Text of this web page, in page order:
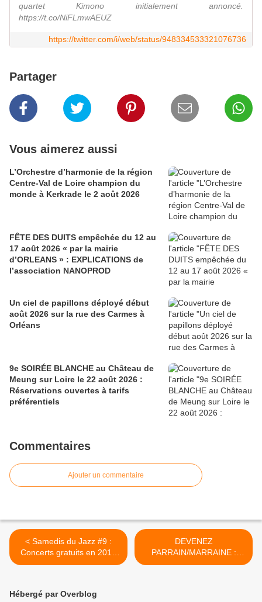
quartet Kimono initialement annoncé.
https://t.co/NiFLmwAEUZ
https://twitter.com/i/web/status/948334533321076736
Partager
Vous aimerez aussi
L’Orchestre d’harmonie de la région
Centre-Val de Loire champion du
monde à Kerkrade le 2 août 2026
FÊTE DES DUITS empêchée du 12 au
17 août 2026 « par la mairie
d’ORLEANS » : EXPLICATIONS de
l’association NANOPROD
Un ciel de papillons déployé début
août 2026 sur la rue des Carmes à
Orléans
9e SOIRÉE BLANCHE au Château de
Meung sur Loire le 22 août 2026 :
Réservations ouvertes à tarifs
préférentiels
Commentaires
Ajouter un commentaire
< Samedis du Jazz #9 :
Concerts gratuits en 2018
au Théâtre d' Orléans à
DEVENEZ
PARRAIN/MARRAINE :
Votre filleul bénéficiera d’un
Hébergé par Overblog